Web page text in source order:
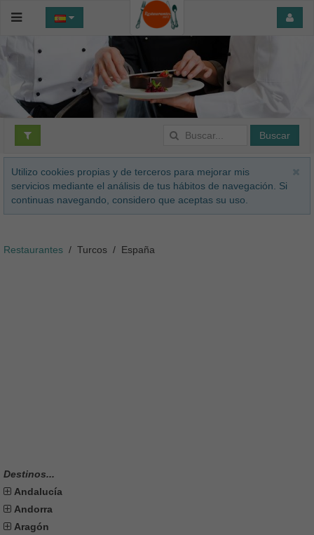
Buscar
Utilizo cookies propias y de terceros para mejorar mis
servicios mediante el análisis de tus hábitos de navegación. Si
continuas navegando, considero que aceptas su uso.
Restaurantes Turcos España
Destinos...
Andalucía
Andorra
Aragón